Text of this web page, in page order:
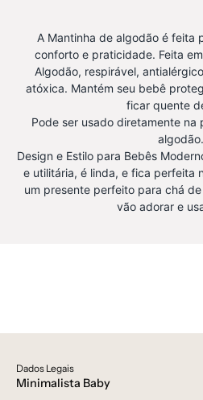
A Mantinha de algodão é feita
conforto e praticidade. Feita
Algodão, respirável,
atóxica. Mantém seu bebê
ficar quente
Pode ser usado diretamente
algodão.
Design e Estilo para Bebês
e utilitária, é linda, e fica perfeita
um presente perfeito para chá
vão adorar e
Dados Legais
Minimalista Baby